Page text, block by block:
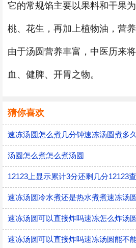
它的常规馅主要以果料和干果
桃、花生，再加上植物油，营养
由于汤圆营养丰富，中医历来
血、健脾、开胃之物。
猜你喜欢
速冻汤圆怎么煮几分钟速冻汤圆煮多
汤圆怎么煮怎么煮汤圆
速冻汤圆可以直接炸吗速冻怎么炸汤
速冻汤圆可以直接炸吗速冻汤圆能不